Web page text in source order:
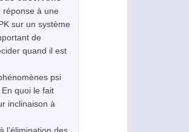
réponse à une
sur un système
de
quand il est
psi
quoi le fait
inclinaison à